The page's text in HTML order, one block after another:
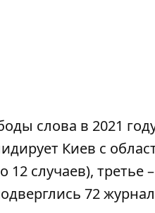
слова в 2021
Киев с
случаев), третье
72